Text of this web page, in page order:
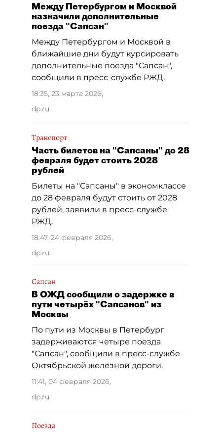
Между Петербургом и Москвой
назначили дополнительные
поезда "Сапсан"
Между Петербургом и Москвой в
ближайшие дни будут курсировать
дополнительные поезда "Сапсан",
сообщили в пресс-службе РЖД.
18:35, 23 марта 2026,
dp.ru
Транспорт
Часть билетов на "Сапсаны" до 28
февраля будет стоить 2028
рублей
Билеты на "Сапсаны" в экономклассе
до 28 февраля будут стоить от 2028
рублей, заявили в пресс-службе
РЖД.
18:47, 24 февраля 2026,
dp.ru
Сапсан
В ОЖД сообщили о задержке в
пути четырёх "Сапсанов" из
Москвы
По пути из Москвы в Петербург
задерживаются четыре поезда
"Сапсан", сообщили в пресс-службе
Октябрьской железной дороги.
11:41, 04 февраля 2026,
dp.ru
Поезда